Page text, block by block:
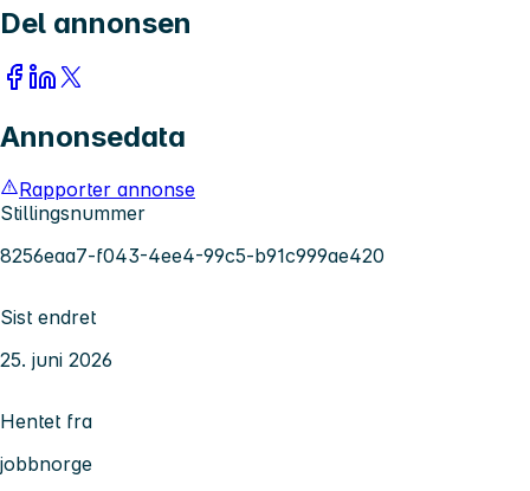
Del annonsen
Annonsedata
Rapporter annonse
Stillingsnummer
8256eaa7-f043-4ee4-99c5-b91c999ae420
Sist endret
25. juni 2026
Hentet fra
jobbnorge